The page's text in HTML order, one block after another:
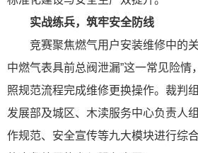
实战练兵，筑牢安全防线
竞赛聚焦燃气用户安装维修中的关
中燃气表具前总阀泄漏”这一常见险情
照规范流程完成维修更换操作。裁判
发展部及城区、木渎服务中心负责人
作规范、安全宣传等九大模块进行综